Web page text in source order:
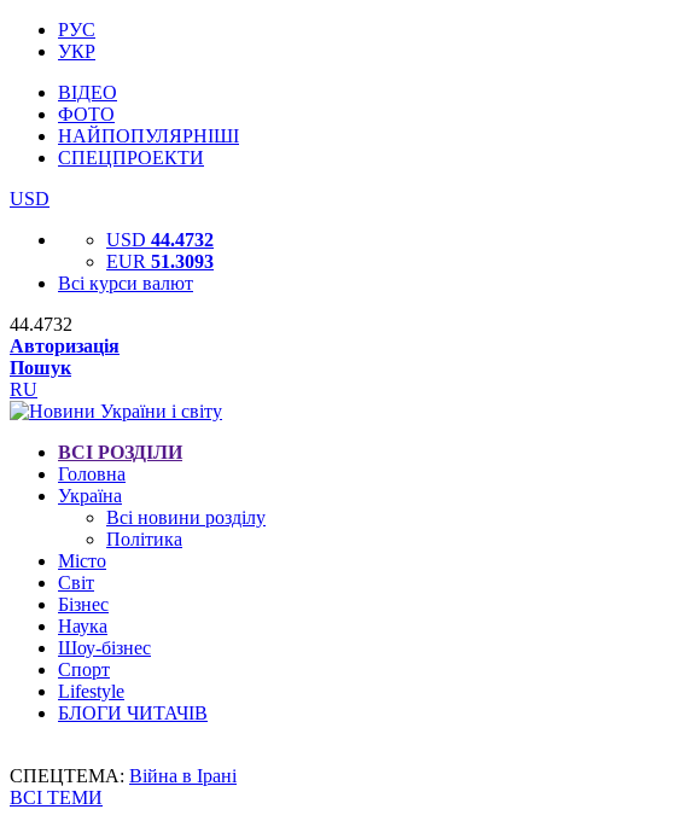
РУС
УКР
ВІДЕО
ФОТО
НАЙПОПУЛЯРНІШІ
СПЕЦПРОЕКТИ
USD
USD 44.4732
EUR 51.3093
Всі курси валют
44.4732
Авторизація
Пошук
RU
ВСІ РОЗДІЛИ
Головна
Україна
Всі новини розділу
Політика
Місто
Світ
Бізнес
Наука
Шоу-бізнес
Спорт
Lifestyle
БЛОГИ ЧИТАЧІВ
СПЕЦТЕМА: Війна в Ірані
ВСІ ТЕМИ